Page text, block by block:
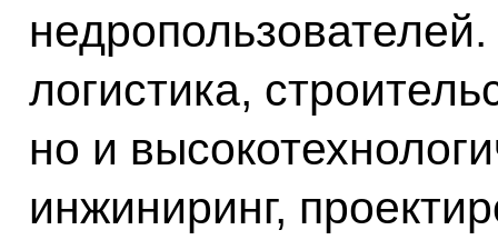
логистика,
но и
инжиниринг,